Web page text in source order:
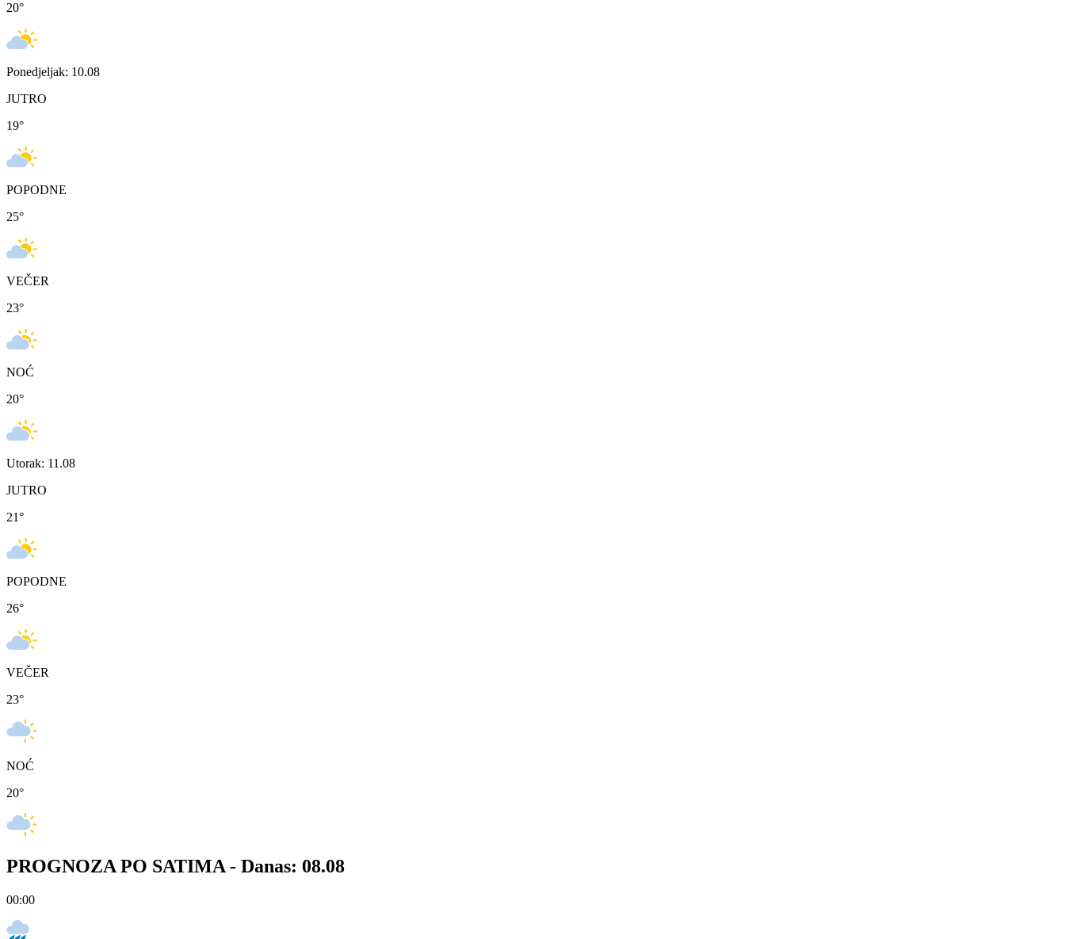
20°
Ponedjeljak: 10.08
JUTRO
19°
POPODNE
25°
VEČER
23°
NOĆ
20°
Utorak: 11.08
JUTRO
21°
POPODNE
26°
VEČER
23°
NOĆ
20°
PROGNOZA PO SATIMA - Danas: 08.08
00:00